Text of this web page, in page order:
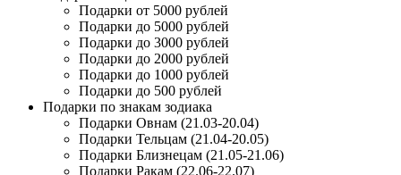
Подарки от 5000 рублей
Подарки до 5000 рублей
Подарки до 3000 рублей
Подарки до 2000 рублей
Подарки до 1000 рублей
Подарки до 500 рублей
Подарки по знакам зодиака
Подарки Овнам (21.03-20.04)
Подарки Тельцам (21.04-20.05)
Подарки Близнецам (21.05-21.06)
Подарки Ракам (22.06-22.07)